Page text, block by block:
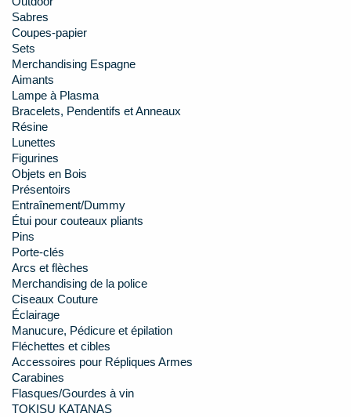
Sabres
Coupes-papier
Sets
Merchandising Espagne
Aimants
Lampe à Plasma
Bracelets, Pendentifs et Anneaux
Résine
Lunettes
Figurines
Objets en Bois
Présentoirs
Entraînement/Dummy
Étui pour couteaux pliants
Pins
Porte-clés
Arcs et flèches
Merchandising de la police
Ciseaux Couture
Éclairage
Manucure, Pédicure et épilation
Fléchettes et cibles
Accessoires pour Répliques Armes
Carabines
Flasques/Gourdes à vin
TOKISU KATANAS